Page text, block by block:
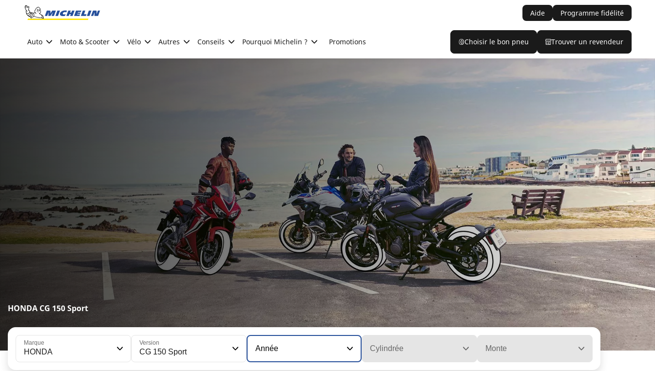
Go to page content
Aide Programme fidélité
Auto Moto & Scooter Vélo Autres Conseils Pourquoi Michelin ? Promotions Choisir le bon pneu Trouver un revendeur
HONDA CG 150 Sport
Marque
HONDA
Version
CG 150 Sport Année Cylindrée Monte